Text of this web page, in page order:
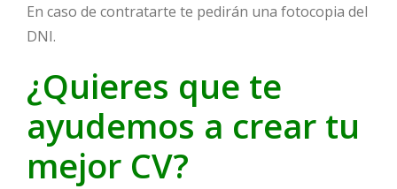
En caso de contratarte te pedirán una fotocopia del
DNI.
¿Quieres que te
ayudemos a crear tu
mejor CV?